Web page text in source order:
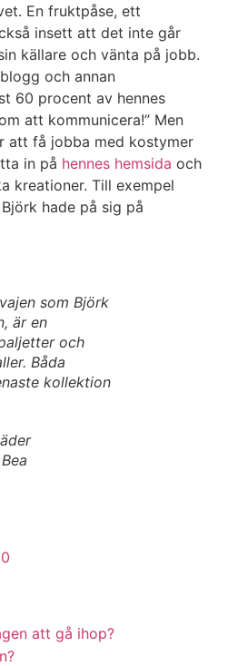
En fruktpåse, ett
insett att det inte går
källare och vänta på jobb.
och annan
60 procent av hennes
att kommunicera!” Men
att få jobba med kostymer
in på hennes hemsida och
kreationer. Till exempel
hade på sig på
som Björk
är en
och
Båda
kollektion
att gå ihop?